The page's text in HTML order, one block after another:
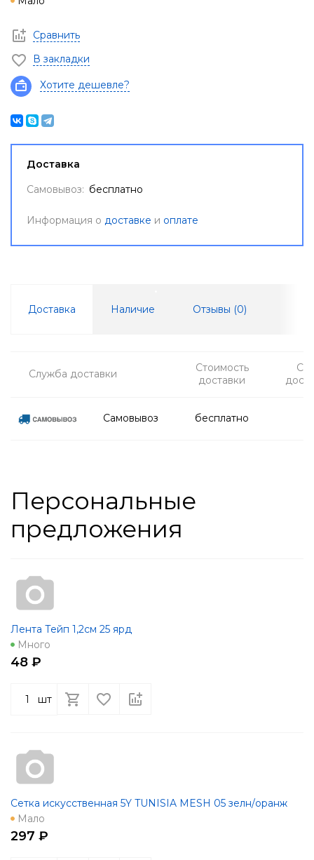
Сравнить
В закладки
Хотите дешевле?
Доставка
Самовывоз: бесплатно
Информация о доставке и оплате
Доставка Наличие Отзывы (0)
Служба доставки
Стоимость
доставки
Самовывоз бесплатно
Персональные
предложения
Лента Тейп 1,2см 25 ярд
Много
48 ₽
шт
Сетка искусственная 5Y TUNISIA MESH 05 зелн/оранж
Мало
297 ₽